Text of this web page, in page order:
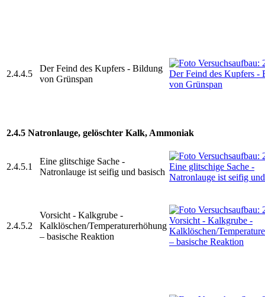
2.4.4.5
Der Feind des Kupfers - Bildung
von Grünspan
2.4.5 Natronlauge, gelöschter Kalk, Ammoniak
2.4.5.1
Eine glitschige Sache -
Natronlauge ist seifig und basisch
2.4.5.2
Vorsicht - Kalkgrube -
Kalklöschen/Temperaturerhöhung
– basische Reaktion